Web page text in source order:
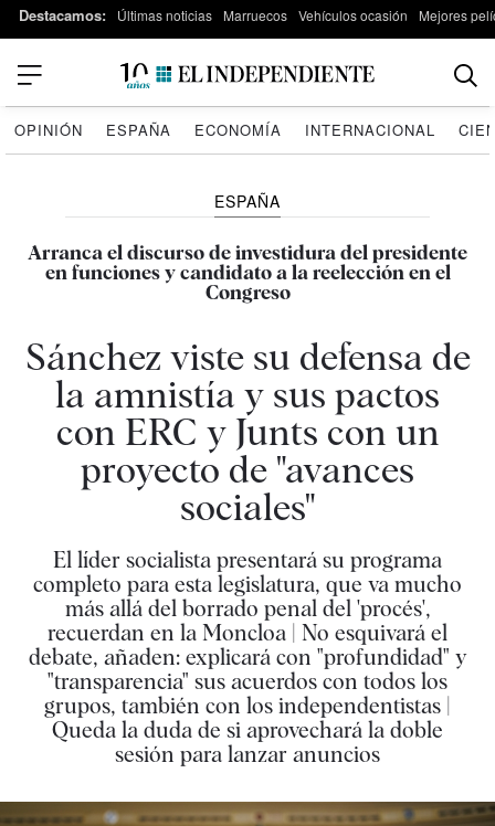
Destacamos: Últimas noticias Marruecos Vehículos ocasión Mejores
OPINIÓN ESPAÑA ECONOMÍA INTERNACIONAL
ESPAÑA
Arranca el discurso de investidura del presidente
en funciones y candidato a la reelección en el
Congreso
Sánchez viste su defensa de
la amnistía y sus pactos
con ERC y Junts con un
proyecto de "avances
sociales"
El líder socialista presentará su programa
completo para esta legislatura, que va mucho
más allá del borrado penal del 'procés',
recuerdan en la Moncloa | No esquivará el
debate, añaden: explicará con "profundidad" y
"transparencia" sus acuerdos con todos los
grupos, también con los independentistas |
Queda la duda de si aprovechará la doble
sesión para lanzar anuncios